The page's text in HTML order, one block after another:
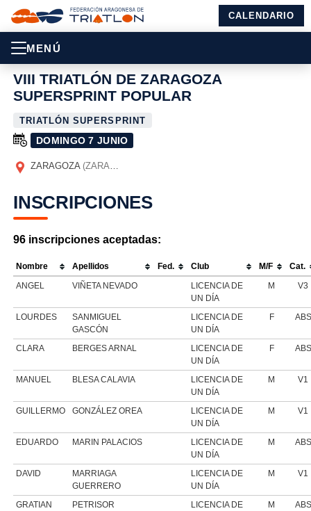
CALENDARIO
MENÚ
VIII TRIATLÓN DE ZARAGOZA
SUPERSPRINT POPULAR
TRIATLÓN SUPERSPRINT
DOMINGO 7 JUNIO
ZARAGOZA (ZARAGOZA)
INSCRIPCIONES
96 inscripciones aceptadas:
Nombre Apellidos Fed. Club M/F
Cat.
ANGEL
VIÑETA NEVADO
LICENCIA DE
UN DÍA
M V3
LOURDES
SANMIGUEL
GASCÓN
LICENCIA DE
UN DÍA
F ABS
CLARA BERGES ARNAL
LICENCIA DE
UN DÍA
F ABS
MANUEL BLESA CALAVIA
LICENCIA DE
UN DÍA
M V1
GUILLERMO GONZÁLEZ OREA
LICENCIA DE
UN DÍA
M V1
EDUARDO MARIN PALACIOS
LICENCIA DE
UN DÍA
M ABS
DAVID
MARRIAGA
GUERRERO
LICENCIA DE
UN DÍA
M V1
GRATIAN PETRISOR
LICENCIA DE
M ABS